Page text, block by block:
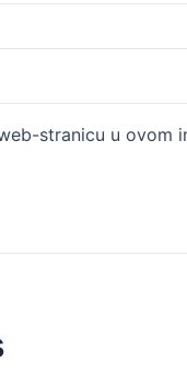
stranicu u ovom